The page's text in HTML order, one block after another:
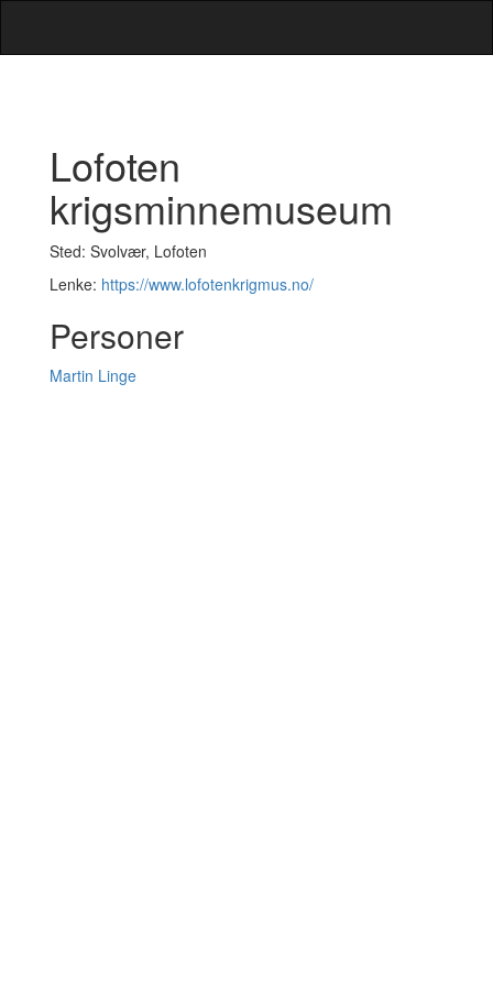
Lofoten
krigsminnemuseum
Sted: Svolvær, Lofoten
Lenke: https://www.lofotenkrigmus.no/
Personer
Martin Linge